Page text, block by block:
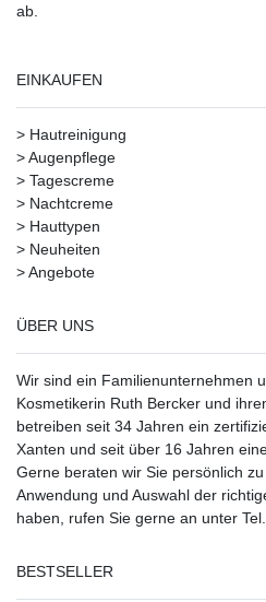
ab.
EINKAUFEN
> Hautreinigung
>Augenpflege
> Tagescreme
> Nachtcreme
> Hauttypen
> Neuheiten
>Angebote
ÜBER UNS
Wir sind ein Familienunternehmen
Kosmetikerin Ruth Bercker und
betreiben seit 34 Jahren ein
Xanten und seit über 16 Jahren
Gerne beraten wir Sie persönlich
Anwendung und Auswahl der
haben, rufen Sie gerne an unter
BESTSELLER